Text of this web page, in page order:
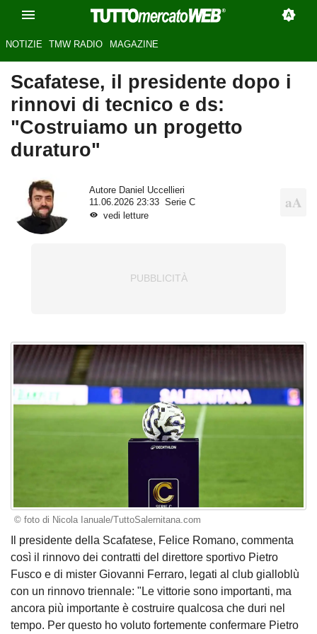
NOTIZIE TMW RADIO MAGAZINE
Scafatese, il presidente dopo i
rinnovi di tecnico e ds:
"Costruiamo un progetto
duraturo"
Autore Daniel Uccellieri
11.06.2026 23:33
Serie C
vedi letture
© foto di Nicola Ianuale/TuttoSalernitana.com
Il presidente della Scafatese, Felice Romano, commenta
così il rinnovo dei contratti del direttore sportivo Pietro
Fusco e di mister Giovanni Ferraro, legati al club gialloblù
con un rinnovo triennale: "Le vittorie sono importanti, ma
ancora più importante è costruire qualcosa che duri nel
tempo. Per questo ho voluto fortemente confermare Pietro